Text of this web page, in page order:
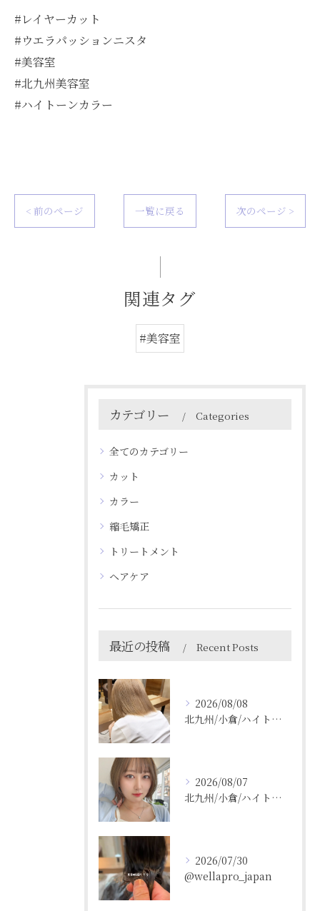
#レイヤーカット
#ウエラパッションニスタ
#美容室
#北九州美容室
#ハイトーンカラー
< 前のページ 一覧に戻る 次のページ >
関連タグ
#美容室
カテゴリー Categories
全てのカテゴリー
カット
カラー
縮毛矯正
トリートメント
ヘアケア
最近の投稿 Recent Posts
2026/08/08
北九州/小倉/ハイトーン/ケアブリーチ/ブリーチカラー
2026/08/07
北九州/小倉/ハイトーン/ケアブリーチ/ブリーチカラー
2026/07/30
@wellapro_japan